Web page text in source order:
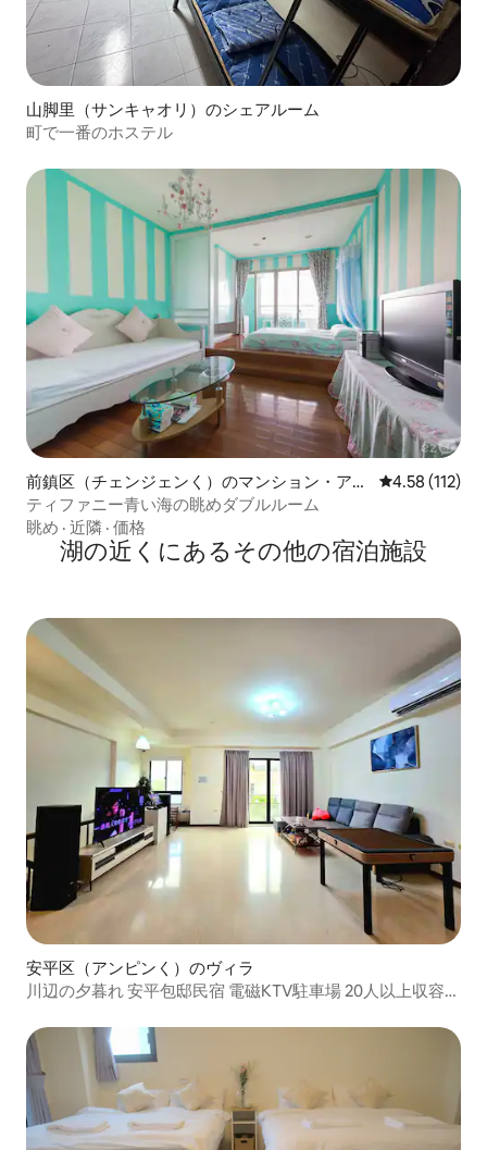
山脚里（サンキャオリ）のシェアルーム
町で一番のホステル
前鎮区（チェンジェンく）のマンション・アパ
ート
レビュー112
4.58 (112)
ティファニー青い海の眺めダブルルーム
眺め · 近隣 · 価格
湖の近くにあるその他の宿泊施設
安平区（アンピンく）のヴィラ
川辺の夕暮れ 安平包邸民宿 電磁KTV駐車場 20人以上収容可
りがとうございます